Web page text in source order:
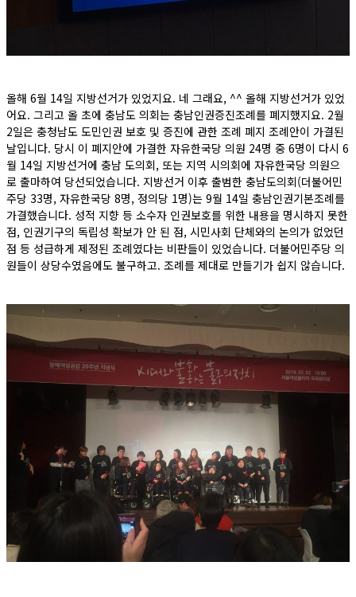
올해 6월 14일 지방선거가 있었지요. 네 그래요, ^^ 올해 지방선거가 있었
어요. 그리고 올 초에 충남도 의회는 충남인권증진조례를 폐지했지요. 2월
2일은 충청남도 도민인권 보호 및 증진에 관한 조례 폐지 조례안이 가결된
날입니다. 당시 이 폐지안에 가결한 자유한국당 의원 24명 중 6명이 다시 6
월 14일 지방선거에 충남 도의회, 또는 지역 시의회에 자유한국당 의원으
로 출마하여 당선되었습니다. 지방선거 이후 출범한 충남도의회(더불어민
주당 33명, 자유한국당 8명, 정의당 1명)는 9월 14일 충남인권기본조례를
가결했습니다. 성적 지향 등 소수자 인권보호를 위한 내용을 명시하지 못한
점, 인권기구의 독립성 확보가 안 된 점, 시민사회 단체와의 논의가 없었던
점 등 성급하게 제정된 조례였다는 비판들이 있었습니다. 더불어민주당 의
원들이 상당수였음에도 불구하고. 조례를 제대로 만들기가 쉽지 않습니다.